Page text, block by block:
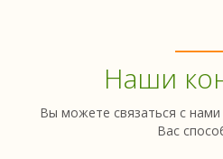
Наши
Вы можете связаться с
Вас